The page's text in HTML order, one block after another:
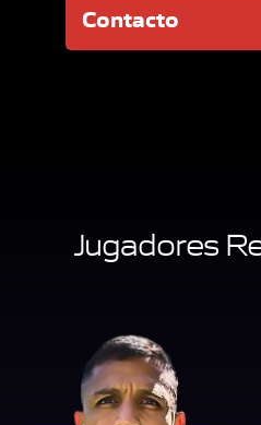
Contacto
Jugadores